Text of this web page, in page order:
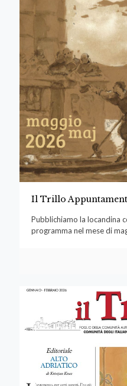
Il Trillo
Pubblichiamo la locandina
programma nel mese di